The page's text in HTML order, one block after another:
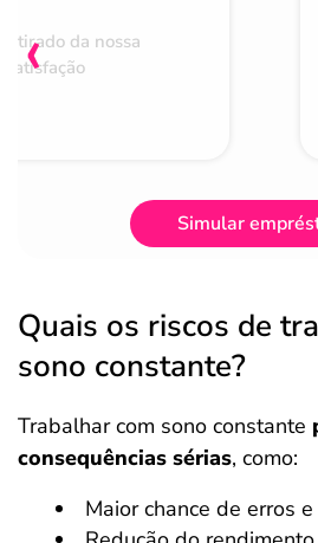
da nossa
‹
Simular
Quais os riscos de
sono constante?
Trabalhar com sono constante
consequências sérias, como:
Maior chance de erros